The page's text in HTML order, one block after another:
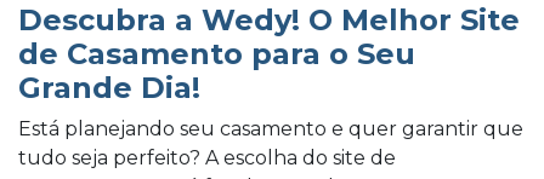
Descubra a Wedy! O Melhor Site
de Casamento para o Seu
Grande Dia!
Está planejando seu casamento e quer garantir que
tudo seja perfeito? A escolha do site de